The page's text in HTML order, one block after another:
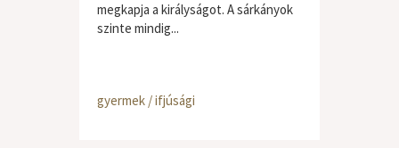
megkapja a királyságot. A sárkányok
szinte mindig...
gyermek / ifjúsági